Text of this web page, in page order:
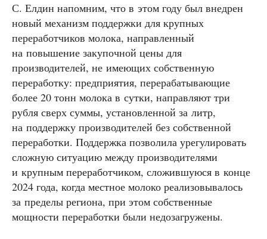
С. Елдин напомним, что в этом году был внедрен
новый механизм поддержки для крупных
переработчиков молока, направленный
на повышение закупочной цены для
производителей, не имеющих собственную
переработку: предприятия, перерабатывающие
более 20 тонн молока в сутки, направляют три
рубля сверх суммы, установленной за литр,
на поддержку производителей без собственной
переработки. Поддержка позволила урегулировать
сложную ситуацию между производителями
и крупным переработчиком, сложившуюся в конце
2024 года, когда местное молоко реализовывалось
за пределы региона, при этом собственные
мощности переработки были недозагружены.